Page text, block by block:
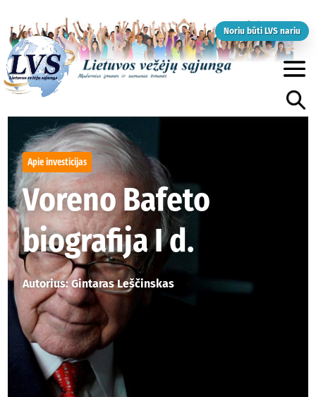
Noriu būti LVS nariu
Apie investicijas
Voreno Bafeto
biografija I d.
Autorius: Gintaras Leščinskas